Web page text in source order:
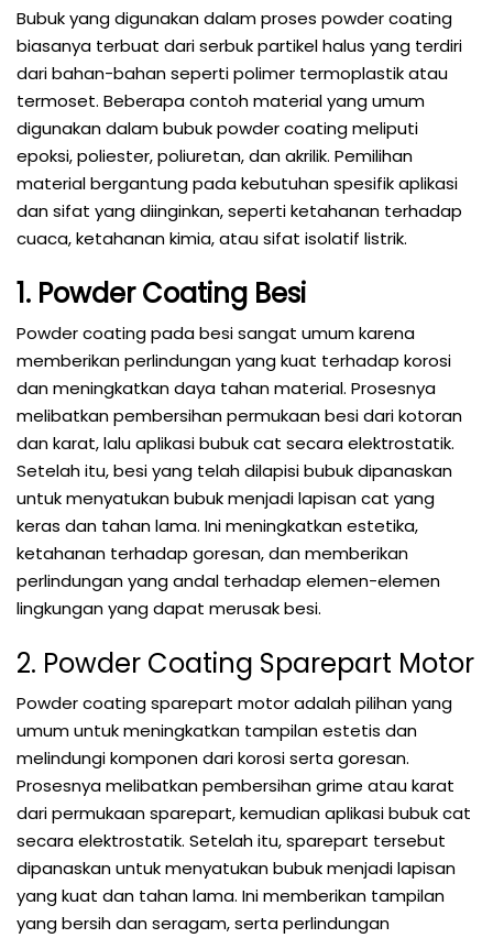
Bubuk yang digunakan dalam proses powder coating
biasanya terbuat dari serbuk partikel halus yang terdiri
dari bahan-bahan seperti polimer termoplastik atau
termoset. Beberapa contoh material yang umum
digunakan dalam bubuk powder coating meliputi
epoksi, poliester, poliuretan, dan akrilik. Pemilihan
material bergantung pada kebutuhan spesifik aplikasi
dan sifat yang diinginkan, seperti ketahanan terhadap
cuaca, ketahanan kimia, atau sifat isolatif listrik.
1. Powder Coating Besi
Powder coating pada besi sangat umum karena
memberikan perlindungan yang kuat terhadap korosi
dan meningkatkan daya tahan material. Prosesnya
melibatkan pembersihan permukaan besi dari kotoran
dan karat, lalu aplikasi bubuk cat secara elektrostatik.
Setelah itu, besi yang telah dilapisi bubuk dipanaskan
untuk menyatukan bubuk menjadi lapisan cat yang
keras dan tahan lama. Ini meningkatkan estetika,
ketahanan terhadap goresan, dan memberikan
perlindungan yang andal terhadap elemen-elemen
lingkungan yang dapat merusak besi.
2. Powder Coating Sparepart Motor
Powder coating sparepart motor adalah pilihan yang
umum untuk meningkatkan tampilan estetis dan
melindungi komponen dari korosi serta goresan.
Prosesnya melibatkan pembersihan grime atau karat
dari permukaan sparepart, kemudian aplikasi bubuk cat
secara elektrostatik. Setelah itu, sparepart tersebut
dipanaskan untuk menyatukan bubuk menjadi lapisan
yang kuat dan tahan lama. Ini memberikan tampilan
yang bersih dan seragam, serta perlindungan